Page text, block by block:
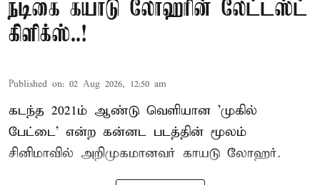
நடிகை கயாடு லோஹரின் லேட்டஸ்ட்
கிளிக்ஸ்..!
Published on: 02 Aug 2026, 12:50 am
கடந்த 2021ம் ஆண்டு வெளியான 'முகில்
பேட்டை' என்ற கன்னட படத்தின் மூலம்
சினிமாவில் அறிமுகமானவர் காயடு லோஹர்.